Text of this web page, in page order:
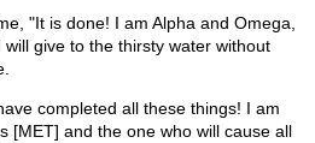
"It is done! I am Alpha and Omega,
give to the thirsty water without
completed all these things! I am
[MET] and the one who will cause all